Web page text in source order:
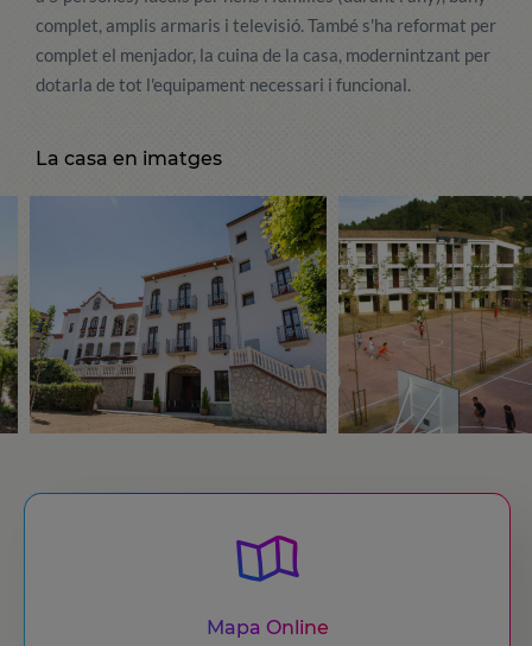
complet, amplis armaris i televisió. També s'ha reformat per
complet el menjador, la cuina de la casa, modernintzant per
dotarla de tot l'equipament necessari i funcional.
La casa en imatges
Mapa Online